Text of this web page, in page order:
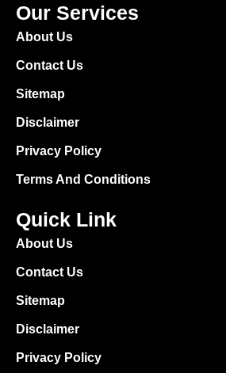
Our Services
About Us
Contact Us
Sitemap
Disclaimer
Privacy Policy
Terms And Conditions
Quick Link
About Us
Contact Us
Sitemap
Disclaimer
Privacy Policy